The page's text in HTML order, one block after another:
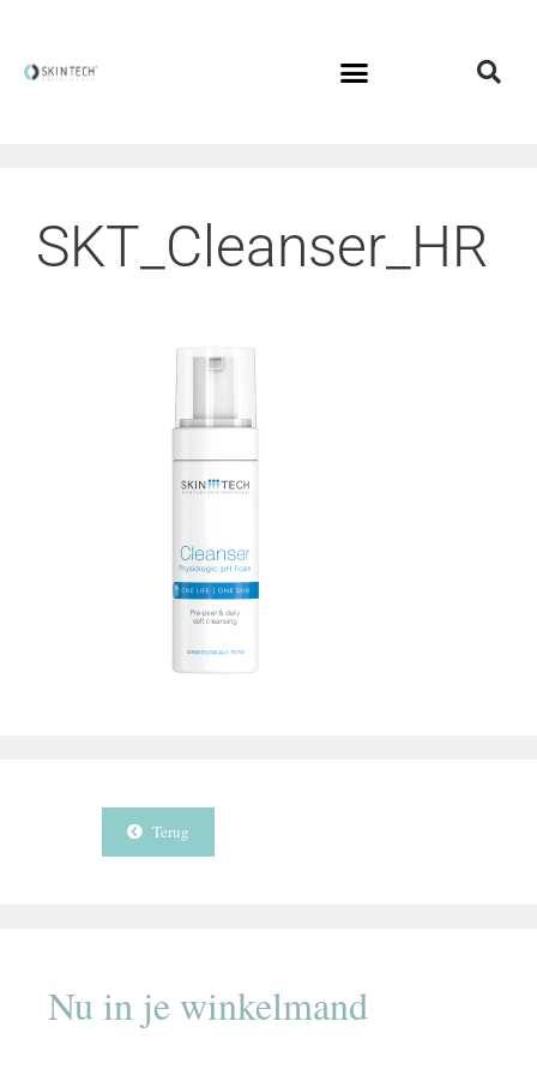
SKT_Cleanser_HR
Terug
Nu in je winkelmand